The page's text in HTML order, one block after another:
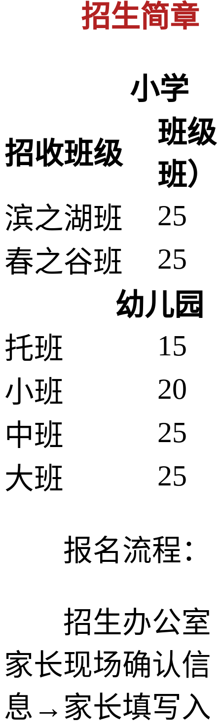
招生简章
小学
招收班级
班
班）
滨之湖班
25
春之谷班
25
幼儿园
托班
15
小班
20
中班
25
大班
25
报名流程：
招生办公室
家长现场确认信
息→家长填写入